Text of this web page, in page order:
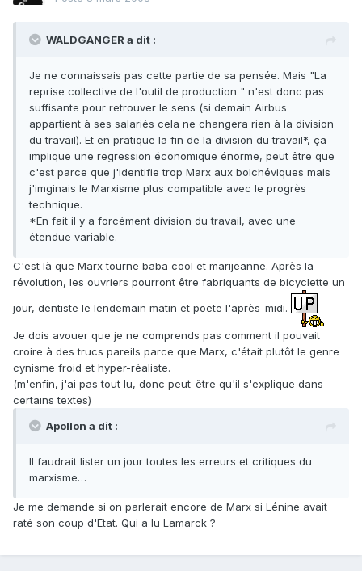
WALDGANGER a dit :
Je ne connaissais pas cette partie de sa pensée. Mais "La
reprise collective de l'outil de production " n'est donc pas
suffisante pour retrouver le sens (si demain Airbus
appartient à ses salariés cela ne changera rien à la division
du travail). Et en pratique la fin de la division du travail*, ça
implique une regression économique énorme, peut être que
c'est parce que j'identifie trop Marx aux bolchéviques mais
j'imginais le Marxisme plus compatible avec le progrès
technique.
*En fait il y a forcément division du travail, avec une
étendue variable.
C'est là que Marx tourne baba cool et marijeanne. Après la
révolution, les ouvriers pourront être fabriquants de bicyclette un
jour, dentiste le lendemain matin et poëte l'après-midi.
Je dois avouer que je ne comprends pas comment il pouvait
croire à des trucs pareils parce que Marx, c'était plutôt le genre
cynisme froid et hyper-réaliste.
(m'enfin, j'ai pas tout lu, donc peut-être qu'il s'explique dans
certains textes)
Apollon a dit :
Il faudrait lister un jour toutes les erreurs et critiques du
marxisme…
Je me demande si on parlerait encore de Marx si Lénine avait
raté son coup d'Etat. Qui a lu Lamarck ?